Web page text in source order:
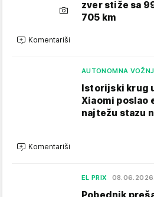
zver stiže sa
705 km
Komentariši
AUTONOMNA
Istorijski krug
Xiaomi poslao
najtežu stazu
Komentariši
EL PRIX 08.06.2026.
Pobednik